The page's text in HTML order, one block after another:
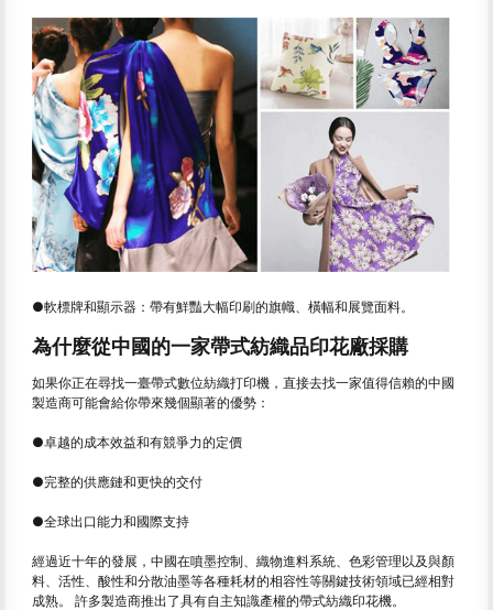
●軟標牌和顯示器：帶有鮮豔大幅印刷的旗幟、橫幅和展覽面料。
為什麼從中國的一家帶式紡織品印花廠採購
如果你正在尋找一臺帶式數位紡織打印機，直接去找一家值得信賴的中國
製造商可能會給你帶來幾個顯著的優勢：
●卓越的成本效益和有競爭力的定價
●完整的供應鏈和更快的交付
●全球出口能力和國際支持
經過近十年的發展，中國在噴墨控制、織物進料系統、色彩管理以及與顏
料、活性、酸性和分散油墨等各種耗材的相容性等關鍵技術領域已經相對
成熟。 許多製造商推出了具有自主知識產權的帶式紡織印花機。